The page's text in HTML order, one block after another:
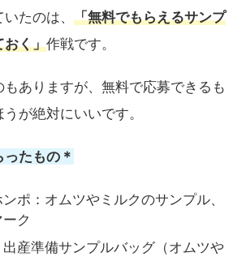
たのは、 「無料でもらえるサンプ
おく」作戦です。
ありますが、無料で応募できるも
が絶対にいいです。
ったもの＊
ポ：オムツやミルクのサンプル、
ク
出産準備サンプルバッグ（オムツや